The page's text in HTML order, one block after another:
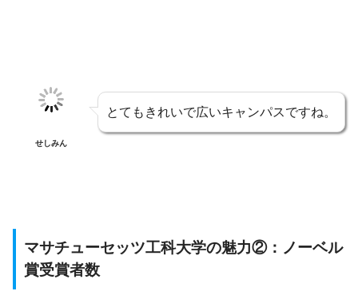
せしみん
とてもきれいで広いキャンパスですね。
マサチューセッツ工科大学の魅力②：ノーベル
賞受賞者数